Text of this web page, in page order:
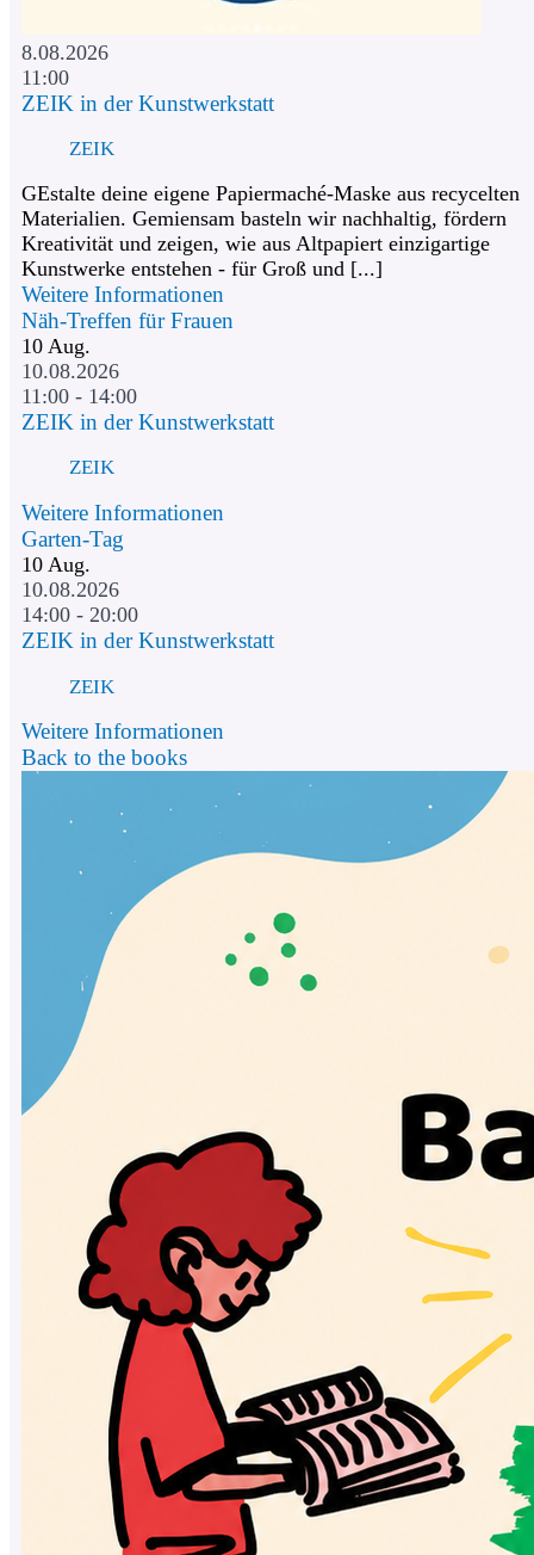
8.08.2026
11:00
ZEIK in der Kunstwerkstatt
ZEIK
GEstalte deine eigene Papiermaché-Maske aus recycelten
Materialien. Gemiensam basteln wir nachhaltig, fördern
Kreativität und zeigen, wie aus Altpapiert einzigartige
Kunstwerke entstehen - für Groß und [...]
Weitere Informationen
Näh-Treffen für Frauen
10 Aug.
10.08.2026
11:00 - 14:00
ZEIK in der Kunstwerkstatt
ZEIK
Weitere Informationen
Garten-Tag
10 Aug.
10.08.2026
14:00 - 20:00
ZEIK in der Kunstwerkstatt
ZEIK
Weitere Informationen
Back to the books